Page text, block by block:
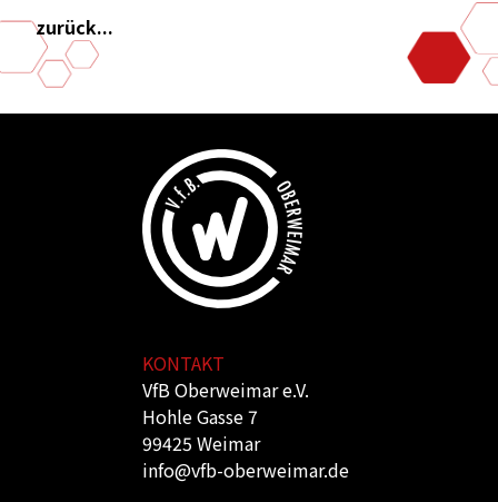
zurück...
KONTAKT
VfB Oberweimar e.V.
Hohle Gasse 7
99425 Weimar
info@vfb-oberweimar.de